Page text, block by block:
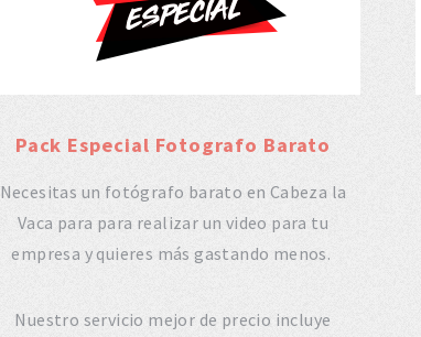
Pack Especial Fotografo Barato
Necesitas un fotógrafo barato en Cabeza la
Vaca para para realizar un video para tu
empresa y quieres más gastando menos.
Nuestro servicio mejor de precio incluye